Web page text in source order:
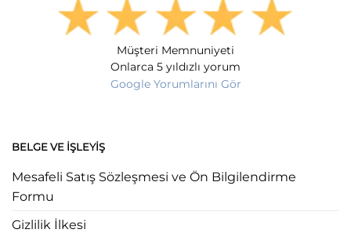
Müşteri Memnuniyeti
Onlarca 5 yıldızlı yorum
Google Yorumlarını Gör
BELGE VE İŞLEYIŞ
Mesafeli Satış Sözleşmesi ve Ön Bilgilendirme
Formu
Gizlilik İlkesi